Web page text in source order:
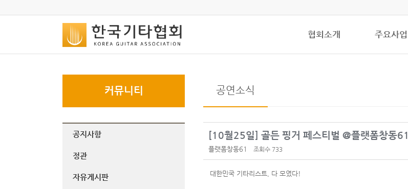
협회소개 주요사업
커뮤니티
공지사항
정관
자유게시판
공연소식
[10월25일] 골든 핑거 페스티벌 @플랫폼창동61
플랫폼창동61 조회수 733
대한민국 기타리스트, 다 모였다!